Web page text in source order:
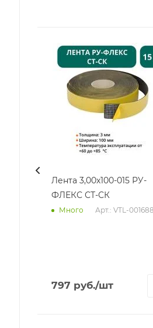
Лента 3,00х100-015 РУ-
ФЛЕКС СТ-СК
Много Арт.: VTL-
797 руб./шт